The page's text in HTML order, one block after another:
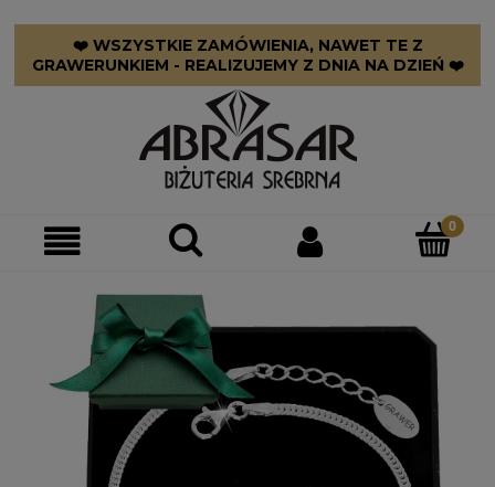
❤️ WSZYSTKIE ZAMÓWIENIA, NAWET TE Z
GRAWERUNKIEM - REALIZUJEMY Z DNIA NA DZIEŃ ❤️